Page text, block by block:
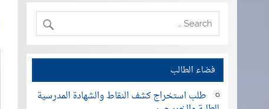
فضاء الطالب
طلب استخراج كشف النقاط والشهادة المدرسية